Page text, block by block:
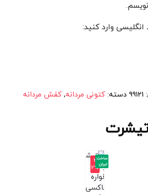
وارد کنید:
99121 دسته: کتونی مردانه, کفش مردانه
-3
2%
ساخت
ایران